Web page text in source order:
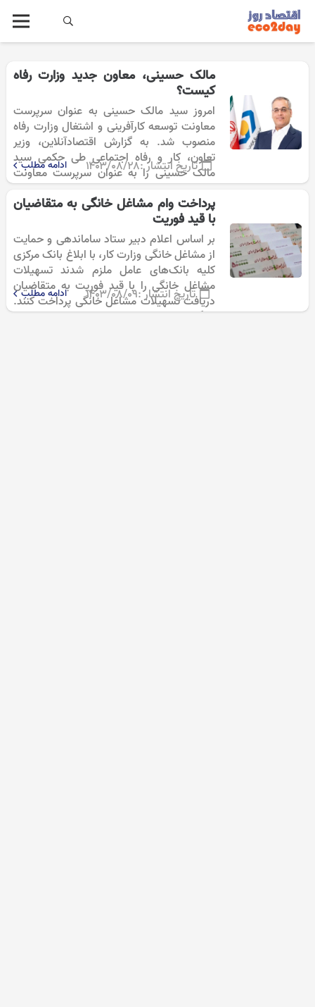
مالک حسینی، معاون جدید وزارت رفاه
کیست؟
امروز سید مالک حسینی به عنوان سرپرست
معاونت توسعه کارآفرینی و اشتغال وزارت رفاه
منصوب شد. به گزارش اقتصادآنلاین، وزیر
تعاون، کار و رفاه اجتماعی طی حکمی سید
مالک حسینی را به عنوان سرپرست معاونت
توسعه کارآفرینی و اشتغال منصوب…
تاریخ انتشار :۱۴۰۳/۰۸/۲۸ ادامه مطلب
پرداخت وام مشاغل خانگی به متقاضیان
با قید فوریت
بر اساس اعلام دبیر ستاد ساماندهی و حمایت
از مشاغل خانگی وزارت کار، با ابلاغ بانک مرکزی
کلیه بانک‌های عامل ملزم شدند تسهیلات
مشاغل خانگی را با قید فوریت به متقاضیان
دریافت تسهیلات مشاغل خانگی پرداخت کنند.
به گزارش اقتصادآنلاین…
تاریخ انتشار :۱۴۰۳/۰۸/۰۹ ادامه مطلب